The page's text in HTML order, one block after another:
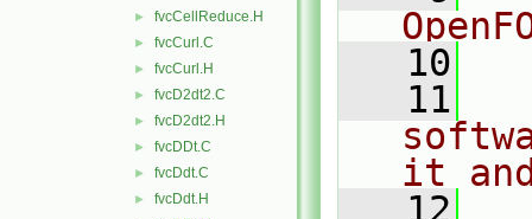
► fvcCellReduce.H
► fvcCurl.C
► fvcCurl.H
► fvcD2dt2.C
► fvcD2dt2.H
► fvcDDt.C
► fvcDdt.C
► fvcDdt.H
   10
   11
it
   12